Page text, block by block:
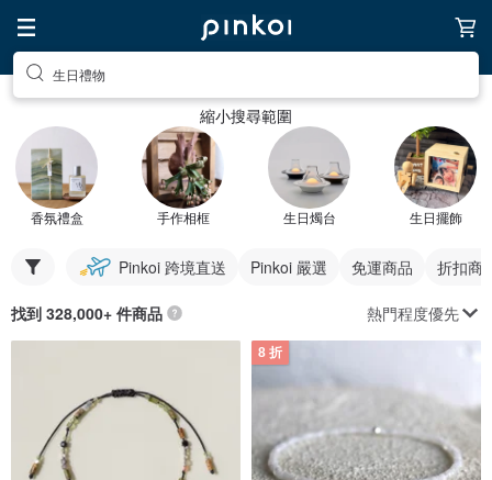
生日禮物
縮小搜尋範圍
香氛禮盒 手作相框 生日燭台 生日擺飾
Pinkoi 跨境直送 Pinkoi 嚴選 免運商品 折扣商
找到 328,000+ 件商品 熱門程度優先
8 折